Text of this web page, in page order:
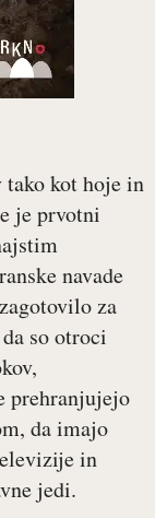
kot hoje in
je prvotni
navade
za
so otroci
prehranjujejo
da imajo
in
jedi.